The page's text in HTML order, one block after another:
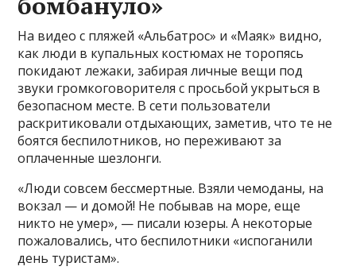
На видео с пляжей «Альбатрос» и «Маяк» видно,
как люди в купальных костюмах не торопясь
покидают лежаки, забирая личные вещи под
звуки громкоговорителя с просьбой укрыться в
безопасном месте. В сети пользователи
раскритиковали отдыхающих, заметив, что те не
боятся беспилотников, но переживают за
оплаченные шезлонги.
«Люди совсем бессмертные. Взяли чемоданы, на
вокзал — и домой! Не побывав на море, еще
никто не умер», — писали юзеры. А некоторые
пожаловались, что беспилотники «испоганили
день туристам».